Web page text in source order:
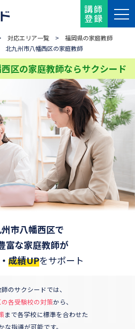
講師
登録
対応エリア一覧 > 福岡県の家庭教師
九州市八幡西区の家庭教師
区の家庭教師ならサクシード
市八幡西区で
富な家庭教師が
・ 成績UPをサポート
のサクシードでは、
の各受験校の対策から、
まで各学校に標準を合わせた
な指導が可能です。